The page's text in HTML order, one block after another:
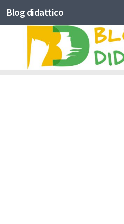
Skip to content
Blog didattico